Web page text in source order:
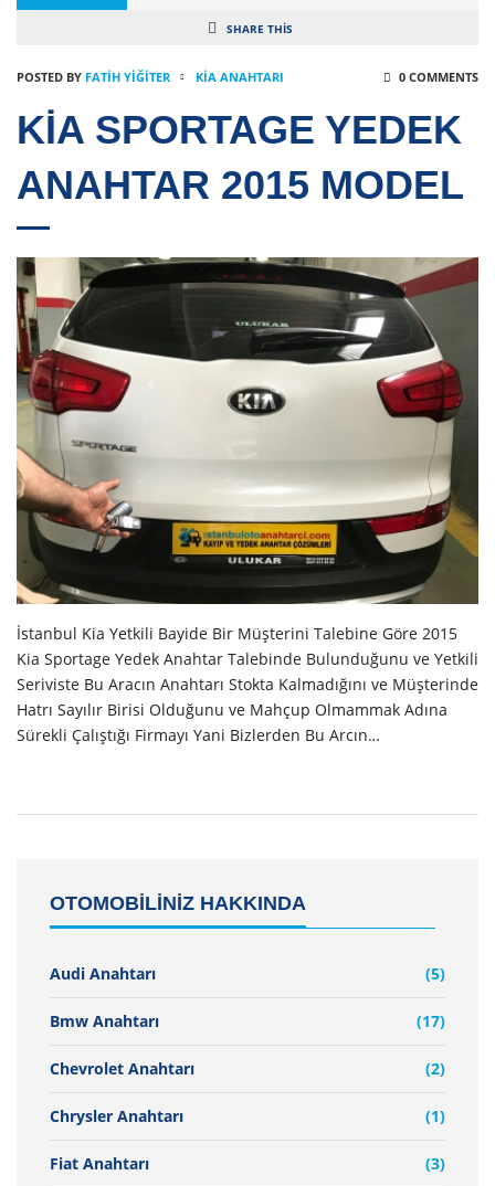
SHARE THIS
POSTED BY FATIH YİĞİTER KIA ANAHTARI 0 COMMENTS
KİA SPORTAGE YEDEK
ANAHTAR 2015 MODEL
İstanbul Kia Yetkili Bayide Bir Müşterini Talebine Göre 2015
Kia Sportage Yedek Anahtar Talebinde Bulunduğunu ve Yetkili
Seriviste Bu Aracın Anahtarı Stokta Kalmadığını ve Müşterinde
Hatrı Sayılır Birisi Olduğunu ve Mahçup Olmammak Adına
Sürekli Çalıştığı Firmayı Yani Bizlerden Bu Arcın…
OTOMOBİLİNİZ HAKKINDA
Audi Anahtarı (5)
Bmw Anahtarı (17)
Chevrolet Anahtarı (2)
Chrysler Anahtarı (1)
Fiat Anahtarı (3)